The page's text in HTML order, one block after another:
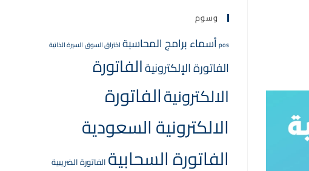
وسوم
pos أسماء برامج المحاسبة اختراق السوق السيرة الذاتية
الفاتورة الإلكترونيةالفاتورة
الالكترونيةالفاتورة
الالكترونية السعودية
الفاتورة السحابية الفاتورة الضريبية